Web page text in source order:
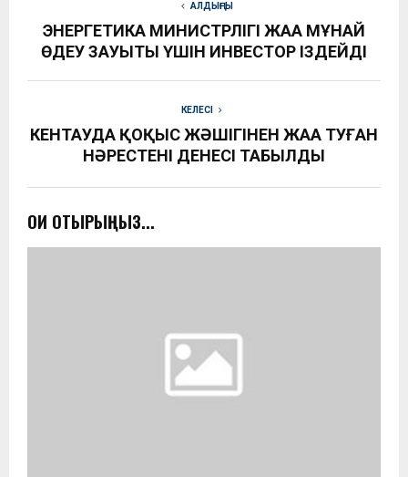
АЛДЫҢҒЫ
ЭНЕРГЕТИКА МИНИСТРЛІГІ ЖАҢА МҰНАЙ
ӨҢДЕУ ЗАУЫТЫ ҮШІН ИНВЕСТОР ІЗДЕЙДІ
КЕЛЕСІ
КЕНТАУДА ҚОҚЫС ЖӘШІГІНЕН ЖАҢА ТУҒАН
НӘРЕСТЕНІҢ ДЕНЕСІ ТАБЫЛДЫ
ОҚИ ОТЫРЫҢЫЗ...